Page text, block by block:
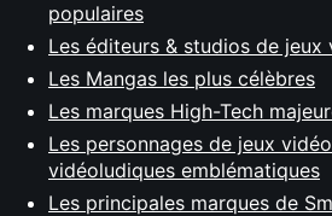
populaires
Les éditeurs & studios de jeux
Les Mangas les plus célèbres
Les marques High-Tech
Les personnages de jeux
vidéoludiques emblématiques
Les principales marques de